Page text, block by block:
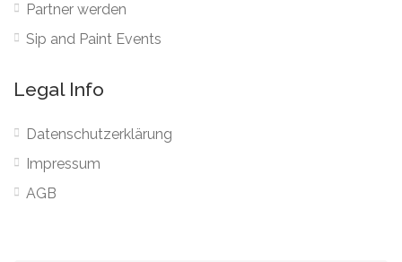
Partner werden
Sip and Paint Events
Legal Info
Datenschutzerklärung
Impressum
AGB